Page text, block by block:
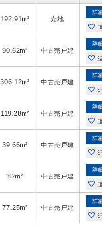
192.91m² 売地
90.62m² 中古売戸建
306.12m² 中古売戸建
119.28m² 中古売戸建
39.66m² 中古売戸建
82m² 中古売戸建
77.25m² 中古売戸建